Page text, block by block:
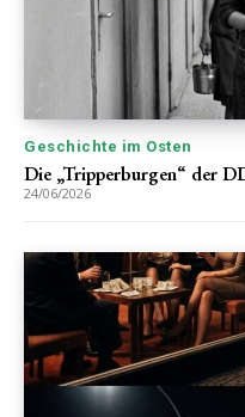
Geschichte im Osten
Die „Tripperburgen“ der
24/06/2026